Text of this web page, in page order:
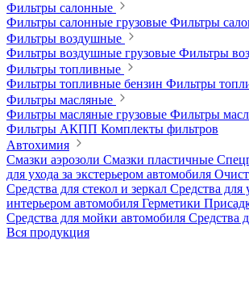
Фильтры салонные
Фильтры салонные грузовые Фильтры
Фильтры воздушные
Фильтры воздушные грузовые Фильтры
Фильтры топливные
Фильтры топливные бензин Фильтры
Фильтры масляные
Фильтры масляные грузовые Фильтры
Фильтры АКПП Комплекты фильтров
Автохимия
Смазки аэрозоли Смазки пластичные
для ухода за экстерьером автомобиля
Средства для стекол и зеркал Средства для
интерьером автомобиля Герметики
Средства для мойки автомобиля Средства
Вся продукция